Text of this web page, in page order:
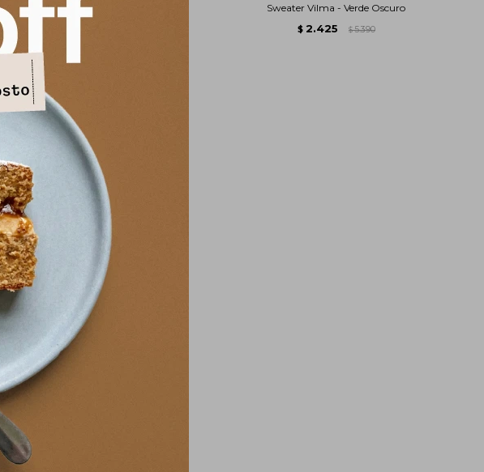
Sweater Texture - Verde Militar Sweater Vilma - Verde Oscuro
$ 2.425 $ 5.390